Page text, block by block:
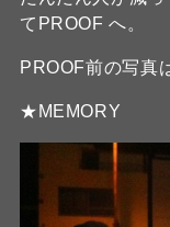
てPROOF へ。
PROOF前の写真
★MEMORY